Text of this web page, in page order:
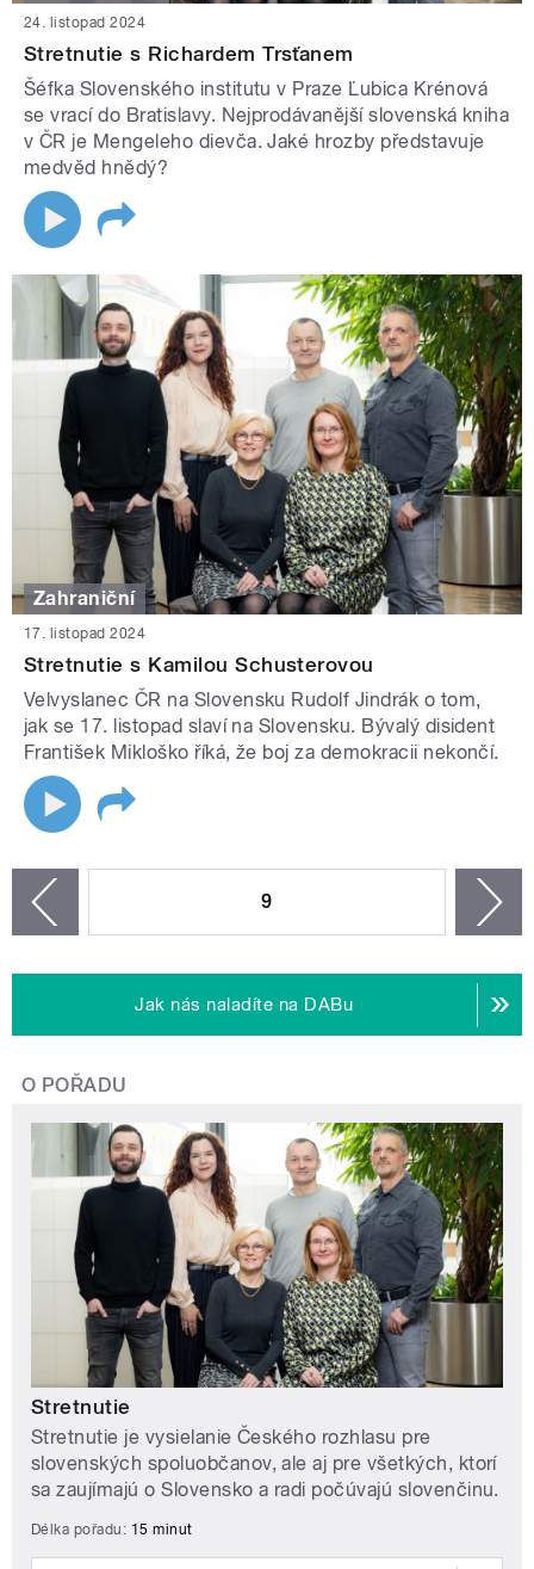
24. listopad 2024
Stretnutie s Richardem Trsťanem
Šéfka Slovenského institutu v Praze Ľubica Krénová
se vrací do Bratislavy. Nejprodávanější slovenská kniha
v ČR je Mengeleho dievča. Jaké hrozby představuje
medvěd hnědý?
Zahraniční
17. listopad 2024
Stretnutie s Kamilou Schusterovou
Velvyslanec ČR na Slovensku Rudolf Jindrák o tom,
jak se 17. listopad slaví na Slovensku. Bývalý disident
František Mikloško říká, že boj za demokracii nekončí.
9
Jak nás naladíte na DABu
O POŘADU
Stretnutie
Stretnutie je vysielanie Českého rozhlasu pre
slovenských spoluobčanov, ale aj pre všetkých, ktorí
sa zaujímajú o Slovensko a radi počúvajú slovenčinu.
Délka pořadu: 15 minut